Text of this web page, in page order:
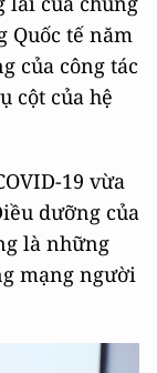
Quốc tế năm
của công tác
cột của hệ
19 vừa
dưỡng của
là những
mạng người